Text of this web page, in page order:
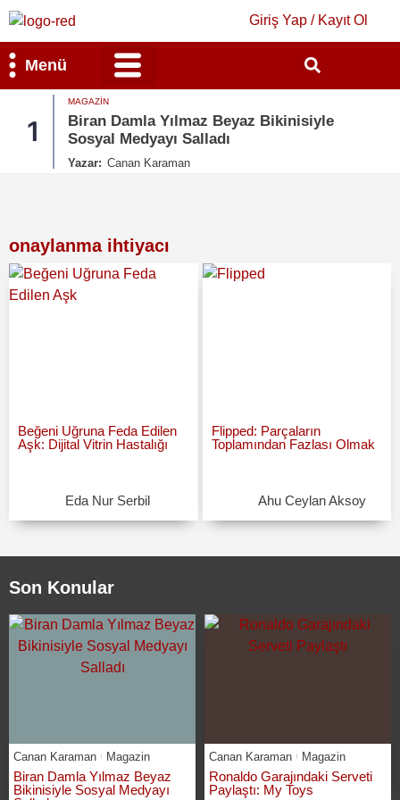
Giriş Yap / Kayıt Ol
Menü
1
MAGAZIN
Biran Damla Yılmaz Beyaz Bikinisiyle
Sosyal Medyayı Salladı
Yazar: Canan Karaman
onaylanma ihtiyacı
Beğeni Uğruna Feda Edilen
Aşk: Dijital Vitrin Hastalığı
Eda Nur Serbil
Flipped: Parçaların
Toplamından Fazlası Olmak
Ahu Ceylan Aksoy
Son Konular
Canan Karaman Magazin
Biran Damla Yılmaz Beyaz
Bikinisiyle Sosyal Medyayı
Canan Karaman Magazin
Ronaldo Garajındaki Serveti
Paylaştı: My Toys